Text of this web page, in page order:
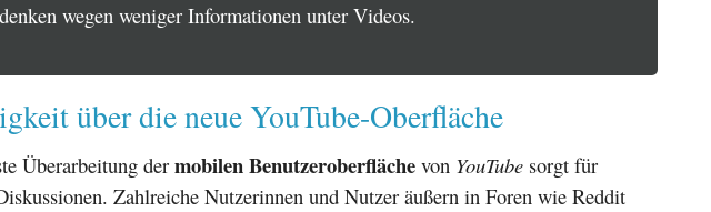
wegen weniger Informationen unter Videos.
über die neue YouTube-Oberfläche
Überarbeitung der mobilen Benutzeroberfläche von YouTube sorgt für
Zahlreiche Nutzerinnen und Nutzer äußern in Foren wie Reddit